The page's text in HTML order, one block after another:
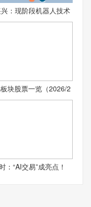
：现阶段机器人技术
块股票一览（2026/2
：“AI交易”成亮点！